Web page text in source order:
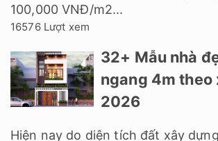
100,000 VNĐ/m2...
16576 Lượt xem
32+ Mẫu nhà
ngang 4m theo
2026
Hiện nay do diện tích đất xây